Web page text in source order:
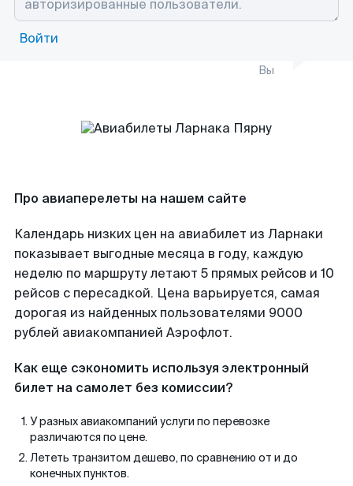
Войти
Вы
Про авиаперелеты на нашем сайте
Календарь низких цен на авиабилет из Ларнаки
показывает выгодные месяца в году, каждую
неделю по маршруту летают 5 прямых рейсов и 10
рейсов с пересадкой. Цена варьируется, самая
дорогая из найденных пользователями 9000
рублей авиакомпанией Аэрофлот.
Как еще сэкономить используя электронный
билет на самолет без комиссии?
У разных авиакомпаний услуги по перевозке
различаются по цене.
Лететь транзитом дешево, по сравнению от и до
конечных пунктов.